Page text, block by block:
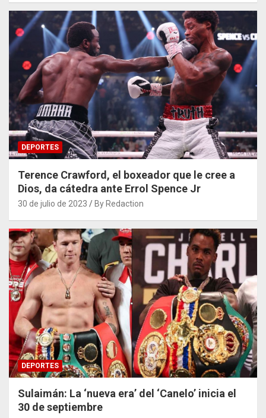
DEPORTES
Terence Crawford, el boxeador que le cree a
Dios, da cátedra ante Errol Spence Jr
30 de julio de 2023 By Redaction
DEPORTES
Sulaimán: La ‘nueva era’ del ‘Canelo’ inicia el
30 de septiembre